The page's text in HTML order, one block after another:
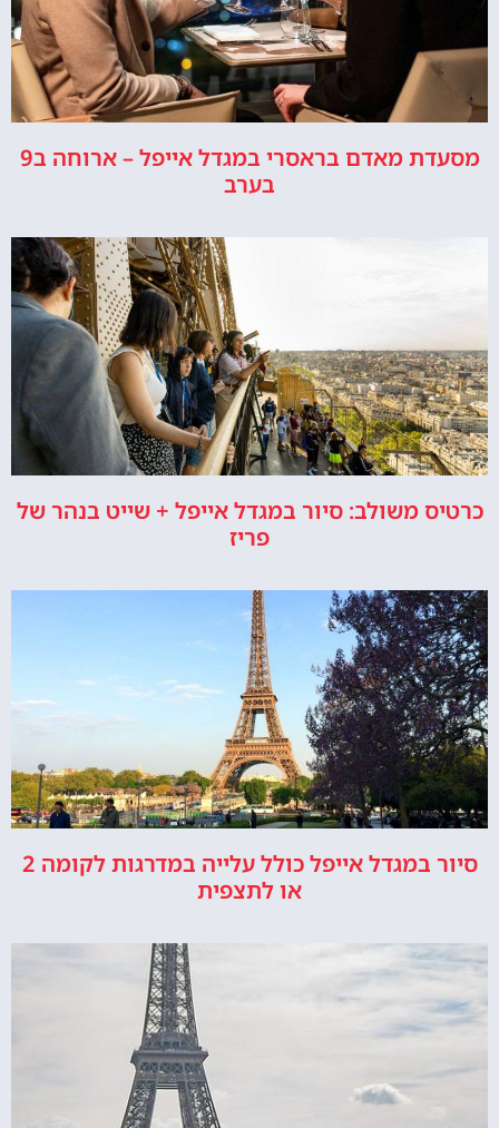
מסעדת מאדם בראסרי במגדל אייפל – ארוחה ב9
בערב
כרטיס משולב: סיור במגדל אייפל + שייט בנהר של
פריז
סיור במגדל אייפל כולל עלייה במדרגות לקומה 2
או לתצפית